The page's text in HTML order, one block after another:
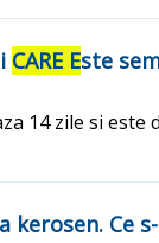
CARE Este
14 zile si
Ce